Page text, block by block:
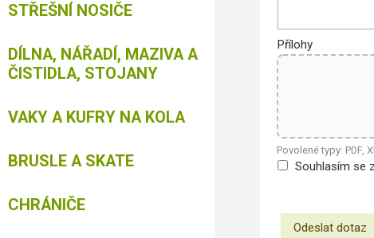
Přílohy
Povolené typy: PDF,
Souhlasím se
STŘEŠNÍ NOSIČE
DÍLNA, NÁŘADÍ, MAZIVA A
ČISTIDLA, STOJANY
VAKY A KUFRY NA KOLA
BRUSLE A SKATE
CHRÁNIČE